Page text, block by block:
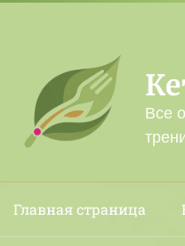
Все
Главная страница